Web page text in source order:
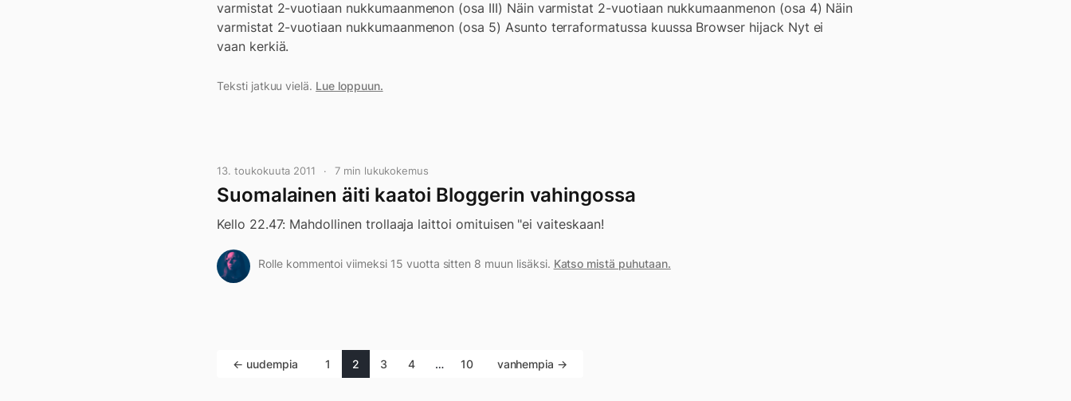
varmistat 2-vuotiaan nukkumaanmenon (osa III) Näin varmistat 2-vuotiaan nukkumaanmenon (osa 4) Näin
varmistat 2-vuotiaan nukkumaanmenon (osa 5) Asunto terraformatussa kuussa Browser hijack Nyt ei
vaan kerkiä.
Teksti jatkuu vielä. Lue loppuun.
13. toukokuuta 2011 7 min lukukokemus
Suomalainen äiti kaatoi Bloggerin vahingossa
Kello 22.47: Mahdollinen trollaaja laittoi omituisen "ei vaiteskaan!
Rolle kommentoi viimeksi 15 vuotta sitten 8 muun lisäksi. Katso mistä puhutaan.
← uudempia 1 2 3 4 … 10 vanhempia →